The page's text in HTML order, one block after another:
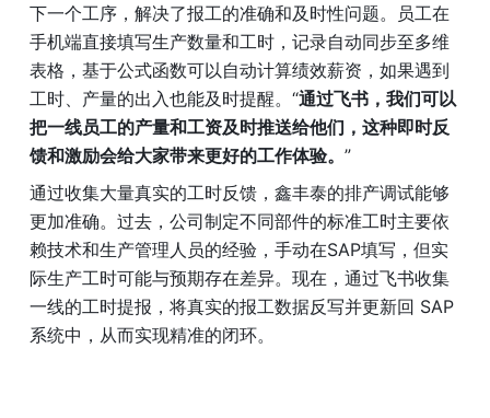
下一个工序，解决了报工的准确和及时性问题。员工在
手机端直接填写生产数量和工时，记录自动同步至多维
表格，基于公式函数可以自动计算绩效薪资，如果遇到
工时、产量的出入也能及时提醒。“通过飞书，我们可以
把一线员工的产量和工资及时推送给他们，这种即时反
馈和激励会给大家带来更好的工作体验。 ”
通过收集大量真实的工时反馈，鑫丰泰的排产调试能够
更加准确。过去，公司制定不同部件的标准工时主要依
赖技术和生产管理人员的经验，手动在SAP填写，但实
际生产工时可能与预期存在差异。现在，通过飞书收集
一线的工时提报，将真实的报工数据反写并更新回 SAP
系统中，从而实现精准的闭环。